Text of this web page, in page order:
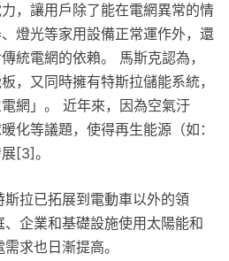
，讓用戶除了能在電網異常的情
燈光等家用設備正常運作外，還
統電網的依賴。 馬斯克認為，
，又同時擁有特斯拉儲能系統，
網」。 近年來，因為空氣汙
化等議題，使得再生能源（如：
[3]。
拉已拓展到電動車以外的領
企業和基礎設施使用太陽能和
求也日漸提高。